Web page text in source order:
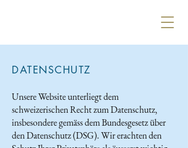
DATENSCHUTZ
Unsere Website unterliegt dem
schweizerischen Recht zum Datenschutz,
insbesondere gemäss dem Bundesgesetz über
den Datenschutz (DSG). Wir erachten den